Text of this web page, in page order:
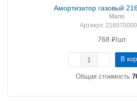
Амортизатор газовый
Мало
Артикул:
768 ₽/шт
В
Общая стоимость